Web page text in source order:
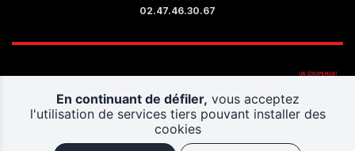
02.47.46.30.67
En continuant de défiler, vous acceptez
l'utilisation de services tiers pouvant installer des
cookies